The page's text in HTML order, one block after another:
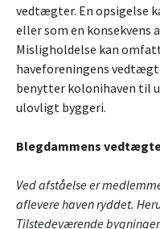
vedtægter. En opsigelse
eller som en konsekvens
Misligholdelse kan
haveforeningens
benytter kolonihaven til
ulovligt byggeri.
Blegdammens
Ved afståelse er
aflevere haven ryddet.
Tilstedeværende